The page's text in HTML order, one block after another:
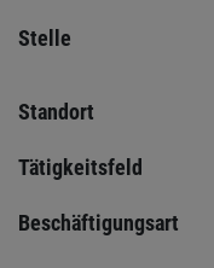
Stelle
Standort
Tätigkeitsfeld
Beschäftigungsart